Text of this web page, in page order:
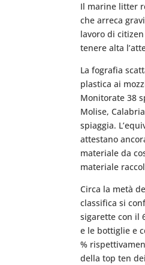
Il marine litter
che arreca
lavoro di
tenere alta
La fografia
plastica ai
Monitorate 38
Molise,
spiaggia.
attestano
materiale da
materiale
Circa la metà
classifica si
sigarette con il
e le bottiglie e
%
della top ten